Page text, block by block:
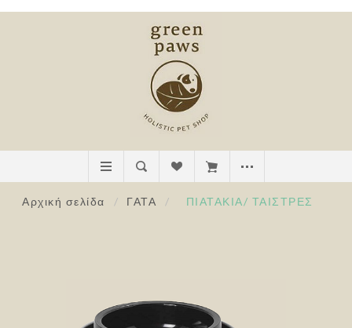
Αρχική σελίδα / ΓΑΤΑ / ΠΙΑΤΑΚΙΑ/ ΤΑΙΣΤΡΕΣ